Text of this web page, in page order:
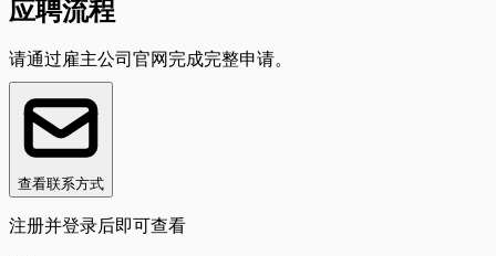
应聘流程
请通过雇主公司官网完成完整申请。
查看联系方式
注册并登录后即可查看